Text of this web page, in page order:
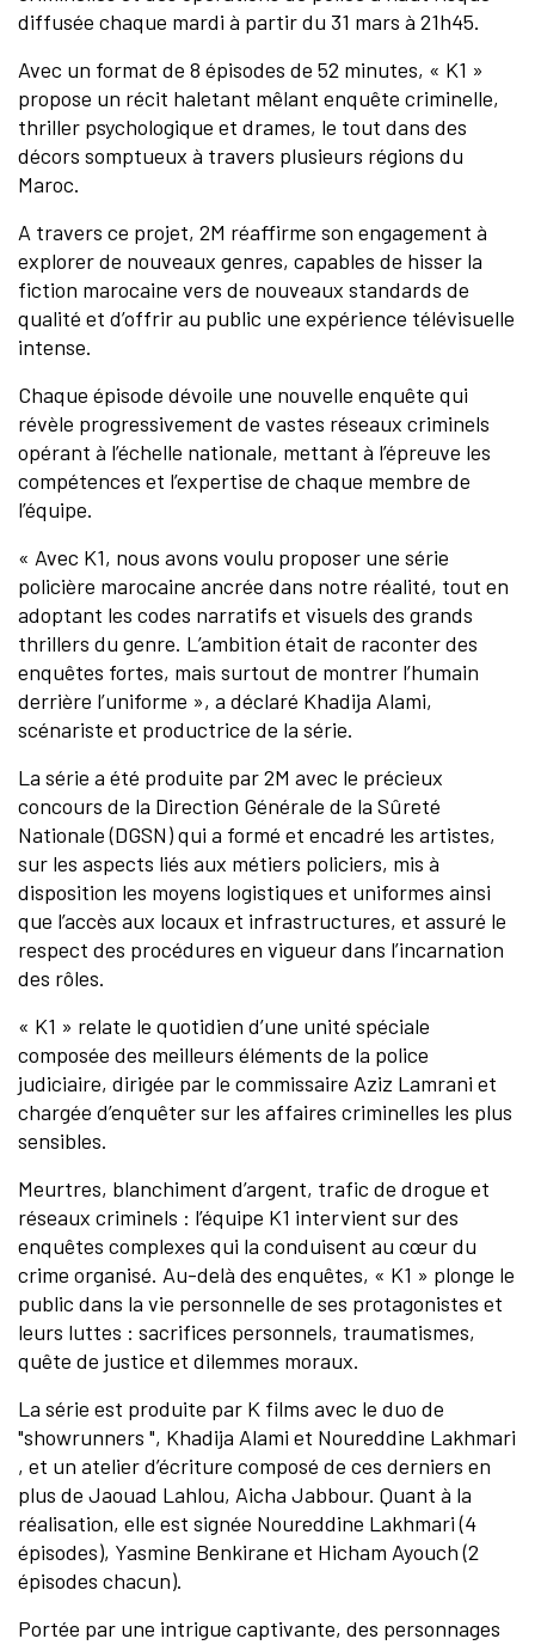
diffusée chaque mardi à partir du 31 mars à 21h45.
Avec un format de 8 épisodes de 52 minutes, « K1 »
propose un récit haletant mêlant enquête criminelle,
thriller psychologique et drames, le tout dans des
décors somptueux à travers plusieurs régions du
Maroc.
A travers ce projet, 2M réaffirme son engagement à
explorer de nouveaux genres, capables de hisser la
fiction marocaine vers de nouveaux standards de
qualité et d’offrir au public une expérience télévisuelle
intense.
Chaque épisode dévoile une nouvelle enquête qui
révèle progressivement de vastes réseaux criminels
opérant à l’échelle nationale, mettant à l’épreuve les
compétences et l’expertise de chaque membre de
l’équipe.
« Avec K1, nous avons voulu proposer une série
policière marocaine ancrée dans notre réalité, tout en
adoptant les codes narratifs et visuels des grands
thrillers du genre. L’ambition était de raconter des
enquêtes fortes, mais surtout de montrer l’humain
derrière l’uniforme », a déclaré Khadija Alami,
scénariste et productrice de la série.
La série a été produite par 2M avec le précieux
concours de la Direction Générale de la Sûreté
Nationale (DGSN) qui a formé et encadré les artistes,
sur les aspects liés aux métiers policiers, mis à
disposition les moyens logistiques et uniformes ainsi
que l’accès aux locaux et infrastructures, et assuré le
respect des procédures en vigueur dans l’incarnation
des rôles.
« K1 » relate le quotidien d’une unité spéciale
composée des meilleurs éléments de la police
judiciaire, dirigée par le commissaire Aziz Lamrani et
chargée d’enquêter sur les affaires criminelles les plus
sensibles.
Meurtres, blanchiment d’argent, trafic de drogue et
réseaux criminels : l’équipe K1 intervient sur des
enquêtes complexes qui la conduisent au cœur du
crime organisé. Au-delà des enquêtes, « K1 » plonge le
public dans la vie personnelle de ses protagonistes et
leurs luttes : sacrifices personnels, traumatismes,
quête de justice et dilemmes moraux.
La série est produite par K films avec le duo de
"showrunners ", Khadija Alami et Noureddine Lakhmari
, et un atelier d’écriture composé de ces derniers en
plus de Jaouad Lahlou, Aicha Jabbour. Quant à la
réalisation, elle est signée Noureddine Lakhmari (4
épisodes), Yasmine Benkirane et Hicham Ayouch (2
épisodes chacun).
Portée par une intrigue captivante, des personnages